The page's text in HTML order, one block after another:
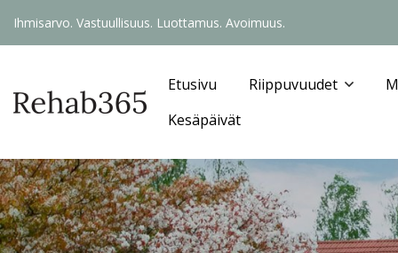
Ihmisarvo. Vastuullisuus. Luottamus. Avoimuus.
Etusivu Riippuvuudet
Kesäpäivät